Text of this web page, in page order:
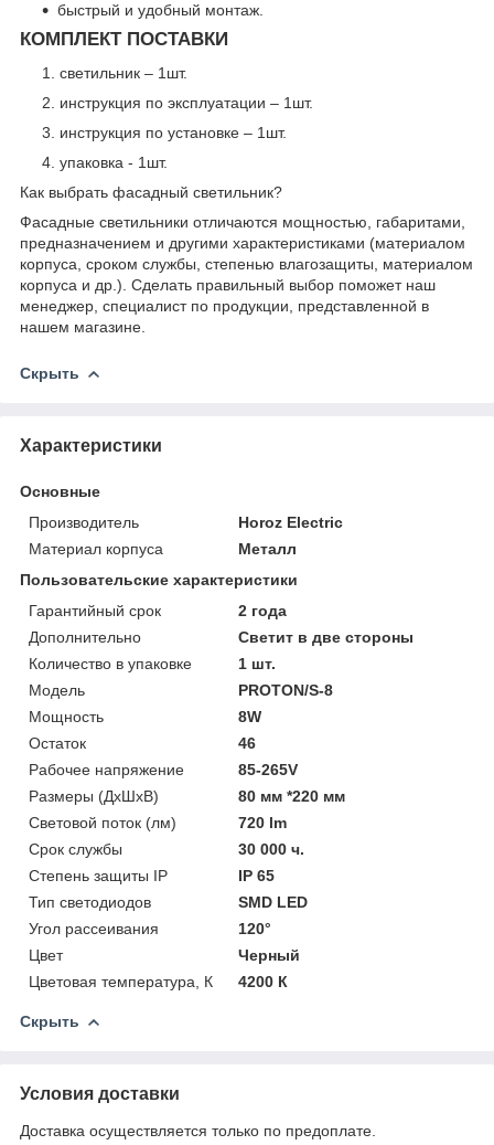
быстрый и удобный монтаж.
КОМПЛЕКТ ПОСТАВКИ
светильник – 1шт.
инструкция по эксплуатации – 1шт.
инструкция по установке – 1шт.
упаковка - 1шт.
Как выбрать фасадный светильник?
Фасадные светильники отличаются мощностью, габаритами,
предназначением и другими характеристиками (материалом
корпуса, сроком службы, степенью влагозащиты, материалом
корпуса и др.). Сделать правильный выбор поможет наш
менеджер, специалист по продукции, представленной в
нашем магазине.
Скрыть
Характеристики
Основные
Производитель
Horoz Electric
Материал корпуса
Металл
Пользовательские характеристики
Гарантийный срок
2 года
Дополнительно
Светит в две стороны
Количество в упаковке
1 шт.
Модель
PROTON/S-8
Мощность
8W
Остаток
46
Рабочее напряжение
85-265V
Размеры (ДхШхВ)
80 мм *220 мм
Световой поток (лм)
720 lm
Срок службы
30 000 ч.
Степень защиты IP
IP 65
Тип светодиодов
SMD LED
Угол рассеивания
120°
Цвет
Черный
Цветовая температура, К
4200 К
Скрыть
Условия доставки
Доставка осуществляется только по предоплате.